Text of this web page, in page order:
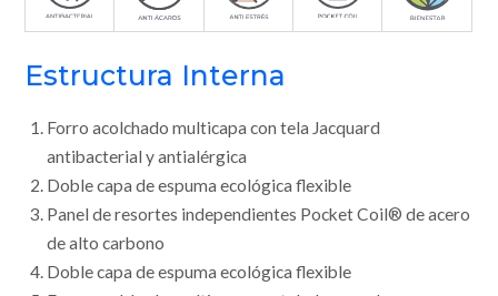
Estructura Interna
Forro acolchado multicapa con tela Jacquard
antibacterial y antialérgica
Doble capa de espuma ecológica flexible
Panel de resortes independientes Pocket Coil® de acero
de alto carbono
Doble capa de espuma ecológica flexible